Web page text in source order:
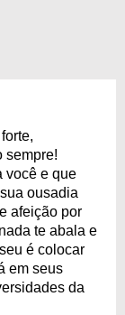
sempre!
você e que
ousadia
afeição por
te abala e
é colocar
em seus
da